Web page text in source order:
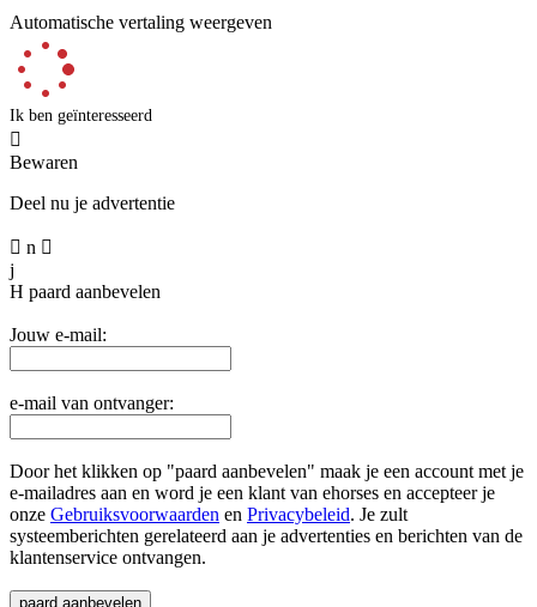
Automatische vertaling weergeven
Ik ben geïnteresseerd

Bewaren
Deel nu je advertentie
 n 
j
H paard aanbevelen
Jouw e-mail:
e-mail van ontvanger:
Door het klikken op "paard aanbevelen" maak je een account met je
e-mailadres aan en word je een klant van ehorses en accepteer je
onze Gebruiksvoorwaarden en Privacybeleid. Je zult
systeemberichten gerelateerd aan je advertenties en berichten van de
klantenservice ontvangen.